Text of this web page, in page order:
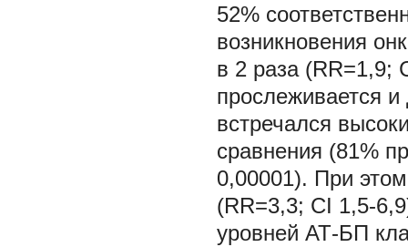
52%
возникновения
в 2 раза (RR=1,9;
прослеживается
встречался
сравнения (81%
0,00001). При
(RR=3,3; CI 1,5-
уровней АТ-БП